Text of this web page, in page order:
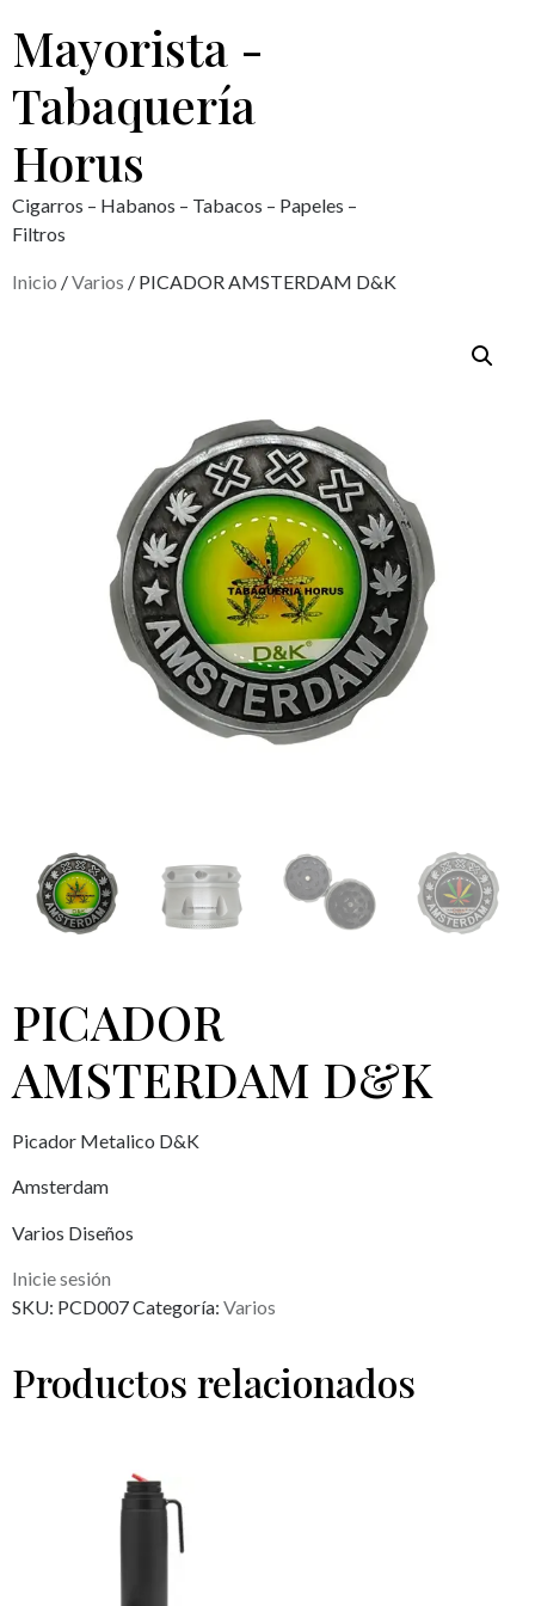
Mayorista -
Tabaquería
Horus
Cigarros – Habanos – Tabacos – Papeles –
Filtros
Inicio /Varios / PICADOR AMSTERDAM D&K
PICADOR
AMSTERDAM D&K
Picador Metalico D&K
Amsterdam
Varios Diseños
Inicie sesión
SKU: PCD007Categoría: Varios
Productos relacionados